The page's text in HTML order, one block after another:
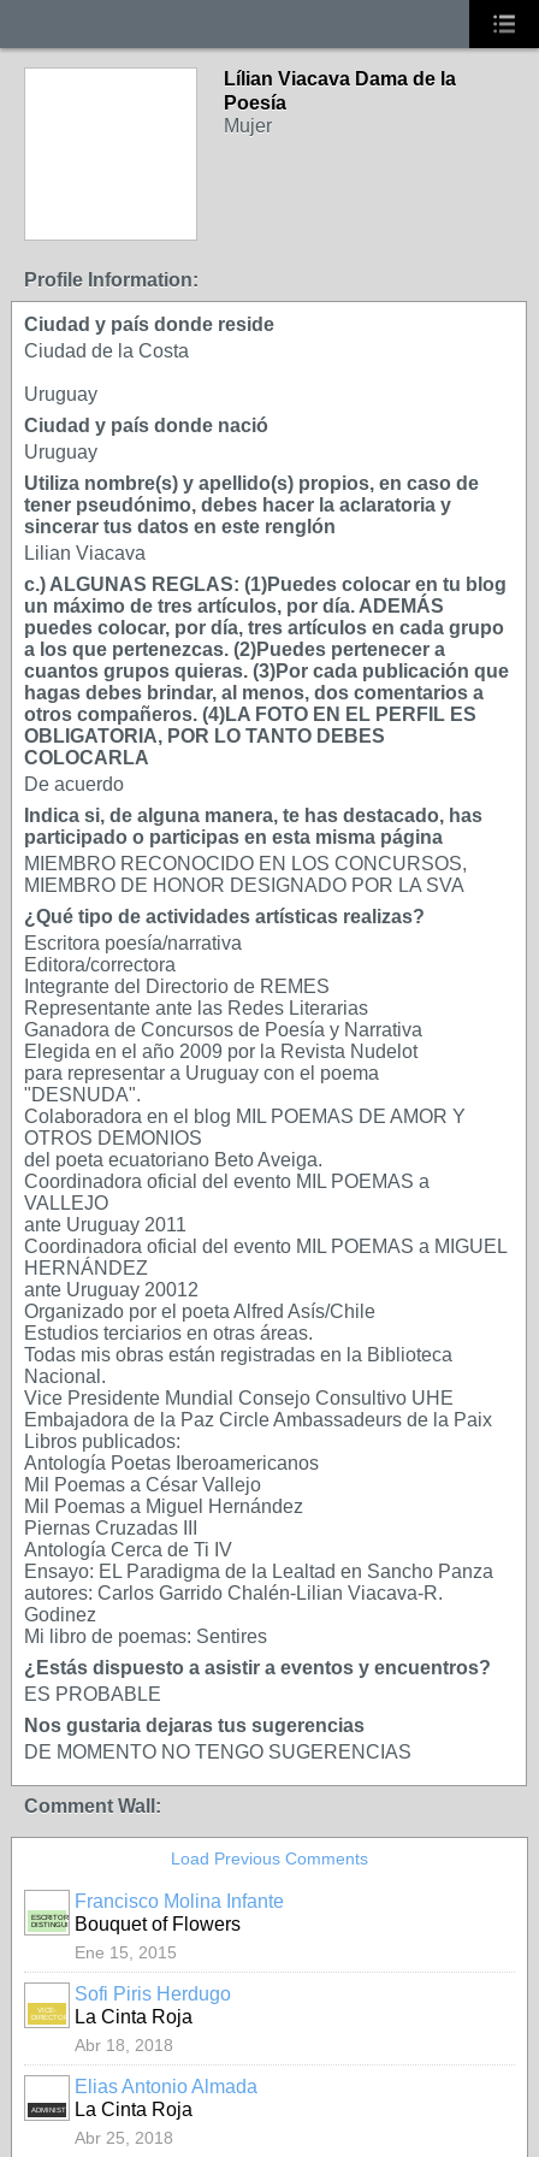
Lílian Viacava Dama de la
Poesía
Mujer
Profile Information:
Ciudad y país donde reside
Ciudad de la Costa
Uruguay
Ciudad y país donde nació
Uruguay
Utiliza nombre(s) y apellido(s) propios, en caso de
tener pseudónimo, debes hacer la aclaratoria y
sincerar tus datos en este renglón
Lilian Viacava
c.) ALGUNAS REGLAS: (1)Puedes colocar en tu blog
un máximo de tres artículos, por día. ADEMÁS
puedes colocar, por día, tres artículos en cada grupo
a los que pertenezcas. (2)Puedes pertenecer a
cuantos grupos quieras. (3)Por cada publicación que
hagas debes brindar, al menos, dos comentarios a
otros compañeros. (4)LA FOTO EN EL PERFIL ES
OBLIGATORIA, POR LO TANTO DEBES
COLOCARLA
De acuerdo
Indica si, de alguna manera, te has destacado, has
participado o participas en esta misma página
MIEMBRO RECONOCIDO EN LOS CONCURSOS,
MIEMBRO DE HONOR DESIGNADO POR LA SVA
¿Qué tipo de actividades artísticas realizas?
Escritora poesía/narrativa
Editora/correctora
Integrante del Directorio de REMES
Representante ante las Redes Literarias
Ganadora de Concursos de Poesía y Narrativa
Elegida en el año 2009 por la Revista Nudelot
para representar a Uruguay con el poema
"DESNUDA".
Colaboradora en el blog MIL POEMAS DE AMOR Y
OTROS DEMONIOS
del poeta ecuatoriano Beto Aveiga.
Coordinadora oficial del evento MIL POEMAS a
VALLEJO
ante Uruguay 2011
Coordinadora oficial del evento MIL POEMAS a MIGUEL
HERNÁNDEZ
ante Uruguay 20012
Organizado por el poeta Alfred Asís/Chile
Estudios terciarios en otras áreas.
Todas mis obras están registradas en la Biblioteca
Nacional.
Vice Presidente Mundial Consejo Consultivo UHE
Embajadora de la Paz Circle Ambassadeurs de la Paix
Libros publicados:
Antología Poetas Iberoamericanos
Mil Poemas a César Vallejo
Mil Poemas a Miguel Hernández
Piernas Cruzadas III
Antología Cerca de Ti IV
Ensayo: EL Paradigma de la Lealtad en Sancho Panza
autores: Carlos Garrido Chalén-Lilian Viacava-R.
Godinez
Mi libro de poemas: Sentires
¿Estás dispuesto a asistir a eventos y encuentros?
ES PROBABLE
Nos gustaria dejaras tus sugerencias
DE MOMENTO NO TENGO SUGERENCIAS
Comment Wall:
Load Previous Comments
ESCRITOR
DISTINGUIDO
Francisco Molina Infante
Bouquet of Flowers
Ene 15, 2015
VICE-
DIRECTORA
Sofi Piris Herdugo
La Cinta Roja
Abr 18, 2018
ADMINISTRADOR
Elias Antonio Almada
La Cinta Roja
Abr 25, 2018